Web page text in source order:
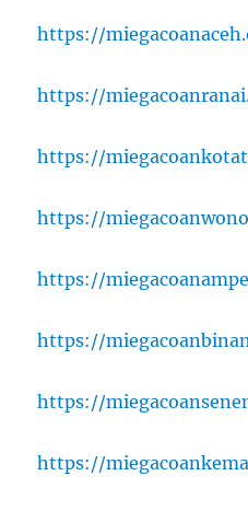
https://
https://
https://
https://
https://
https://
https://
https://